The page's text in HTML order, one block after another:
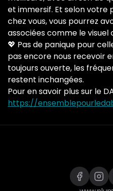
et immersif. Et selon votre
chez vous, vous pourrez
associées comme le visuel
💖 Pas de panique pour
pas encore nous recevoir
toujours ouverte, les
restent inchangées.
Pour en savoir plus sur le
https://